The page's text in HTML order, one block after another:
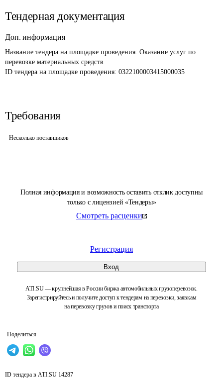
Полная информация и возможность оставить отклик доступны
только с лицензией «Тендеры»
Смотреть расценки
Регистрация
Вход
ATI.SU — крупнейшая в России биржа автомобильных грузоперевозок.
Зарегистрируйтесь и получите доступ к тендерам на перевозки, заявкам
на перевозку грузов и поиск транспорта
Поделиться
Тендерная документация
Доп. информация
Название тендера на площадке проведения: Оказание услуг по
перевозке материальных средств
ID тендера на площадке проведения: 0322100003415000035
Требования
Несколько поставщиков
ID тендера в ATI.SU 14287